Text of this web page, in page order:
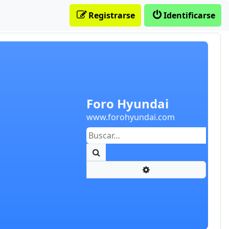
Foro Hyundai
www.forohyundai.com
Identificarse
Registrarse